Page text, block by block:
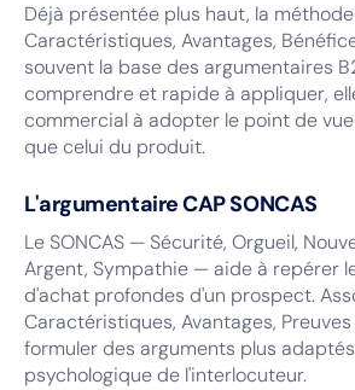
Déjà présentée plus haut, la
Caractéristiques, Avantages,
souvent la base des argumentaires
comprendre et rapide à appliquer,
commercial à adopter le point de
que celui du produit.
L'argumentaire CAP SONCAS
Le SONCAS — Sécurité, Orgueil,
Argent, Sympathie — aide à repérer
d'achat profondes d'un prospect.
Caractéristiques, Avantages,
formuler des arguments plus
psychologique de l'interlocuteur.